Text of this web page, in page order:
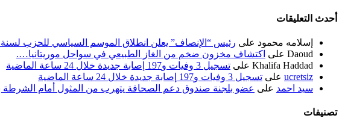
أحدث التعليقات
إسلامه محمود على رئيس “الإنصاف” يعلن انطلاق الموسم السياسي للحزب لسنة 2022-2023
Daoud على اكتشاف مخزون ضخم من الغاز الطبيعي في سواحل موريتانيا….
Khalifa Haddad على تسجيل 3 وفيات و197 إصابة جديدة خلال 24 ساعة الماضية
ucretsiz على تسجيل 3 وفيات و197 إصابة جديدة خلال 24 ساعة الماضية
سيد احمد على عضو بلجنة صندوق دعم الصحافة يتهرب من المثول أمام
تصنيفات